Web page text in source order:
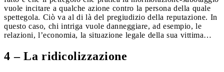
vuole incitare a qualche azione contro la persona della quale
spettegola. Ciò va al di là del pregiudizio della reputazione. In
questo caso, chi intriga vuole danneggiare, ad esempio, le
relazioni, l’economia, la situazione legale della sua vittima…
4 – La ridicolizzazione